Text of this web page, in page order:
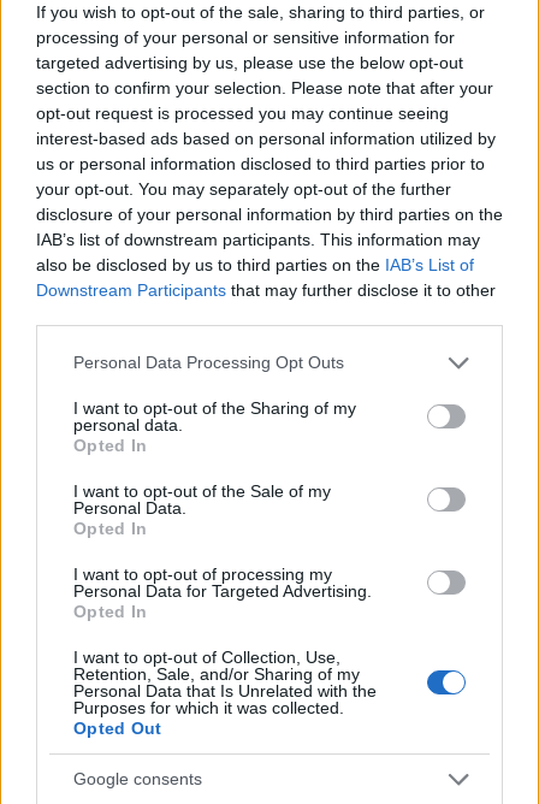
If you wish to opt-out of the sale, sharing to third parties, or
processing of your personal or sensitive information for
targeted advertising by us, please use the below opt-out
section to confirm your selection. Please note that after your
opt-out request is processed you may continue seeing
interest-based ads based on personal information utilized by
us or personal information disclosed to third parties prior to
your opt-out. You may separately opt-out of the further
disclosure of your personal information by third parties on the
IAB’s list of downstream participants. This information may
also be disclosed by us to third parties on the IAB’s List of
Downstream Participants that may further disclose it to other
Please note that this website/app uses one or more Google
not limited to your visit or usage behaviour. You may click to
grant or deny consent to Google and its third-party tags to
use your data for below specified purposes in below Google
consent section.
Personal Data Processing Opt Outs
I want to opt-out of the Sharing of my
personal data.
Opted In
I want to opt-out of the Sale of my
Personal Data.
Opted In
I want to opt-out of processing my
Personal Data for Targeted Advertising.
Opted In
I want to opt-out of Collection, Use,
Retention, Sale, and/or Sharing of my
Personal Data that Is Unrelated with the
Purposes for which it was collected.
Opted Out
Google consents
elvárásoknak kell megfelelni. Mindenesetre
azt szeretném, ha a következő pasim vidám
és őszinte lenne."
Megkérdezték Shia LaBeoufot, aki együtt
játszik Megannel az új Transformersben,
hogy randizna-e kolléganőjével.
"Elméletileg igen! Gyönyörű és aranyos" –
válaszolta az ifjú sztár.
"De házinyúlra nem lövünk, ugyebár. Hülyén
venné ki magát, ha a Transformers 3-ban
már házaspárként szerepelnénk."
A Transformers legújabb verzióját június 24-
től láthatjuk a hazai mozikban.
Lavór
ELSTARTOLT A MŰVÉSZETEK VÖLGYE